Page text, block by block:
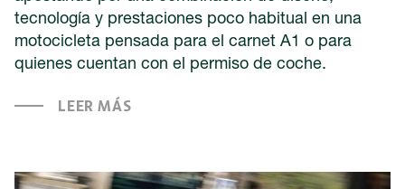
tecnología y prestaciones poco habitual en una
motocicleta pensada para el carnet A1 o para
quienes cuentan con el permiso de coche.
LEER MÁS